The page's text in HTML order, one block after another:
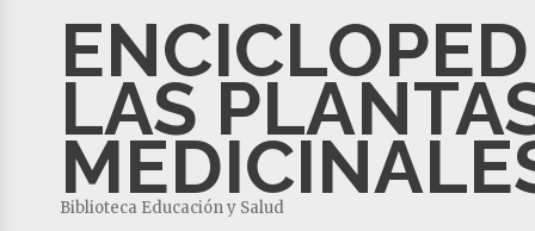
LAS
Biblioteca Educación y Salud